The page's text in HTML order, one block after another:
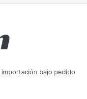
bajo pedido